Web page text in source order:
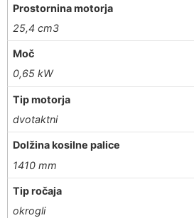
Prostornina motorja
25,4 cm3
Moč
0,65 kW
Tip motorja
dvotaktni
Dolžina kosilne palice
1410 mm
Tip ročaja
okrogli